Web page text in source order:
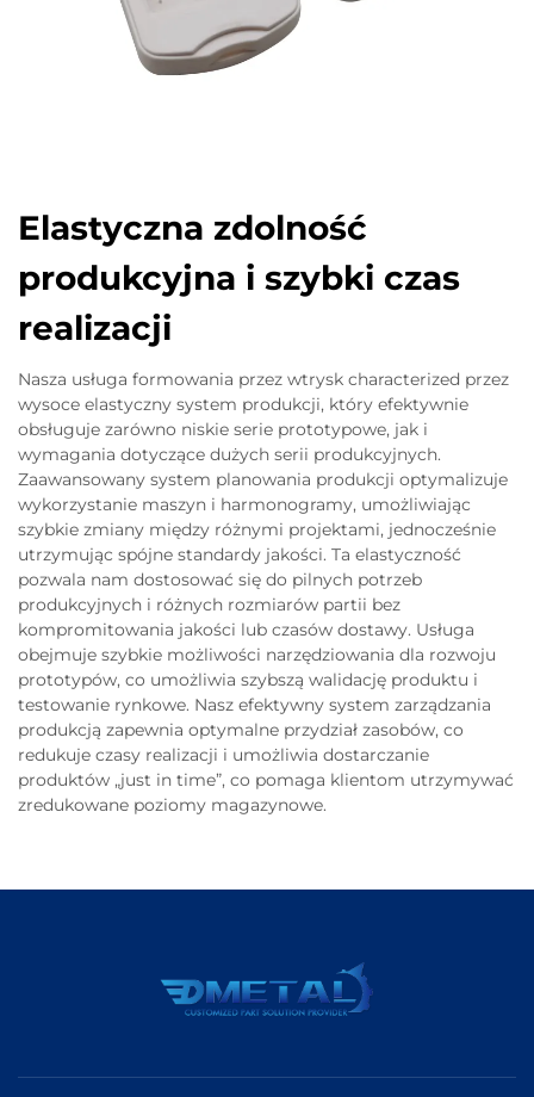
Elastyczna zdolność
produkcyjna i szybki czas
realizacji
Nasza usługa formowania przez wtrysk characterized przez
wysoce elastyczny system produkcji, który efektywnie
obsługuje zarówno niskie serie prototypowe, jak i
wymagania dotyczące dużych serii produkcyjnych.
Zaawansowany system planowania produkcji optymalizuje
wykorzystanie maszyn i harmonogramy, umożliwiając
szybkie zmiany między różnymi projektami, jednocześnie
utrzymując spójne standardy jakości. Ta elastyczność
pozwala nam dostosować się do pilnych potrzeb
produkcyjnych i różnych rozmiarów partii bez
kompromitowania jakości lub czasów dostawy. Usługa
obejmuje szybkie możliwości narzędziowania dla rozwoju
prototypów, co umożliwia szybszą walidację produktu i
testowanie rynkowe. Nasz efektywny system zarządzania
produkcją zapewnia optymalne przydział zasobów, co
redukuje czasy realizacji i umożliwia dostarczanie
produktów „just in time”, co pomaga klientom utrzymywać
zredukowane poziomy magazynowe.